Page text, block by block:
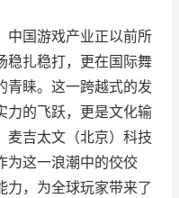
中国游戏产业正以前所
稳扎稳打，更在国际舞
青睐。这一跨越式的发
力的飞跃，更是文化输
麦吉太文（北京）科技
为这一浪潮中的佼佼
力，为全球玩家带来了